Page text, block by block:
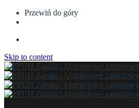
Przewiń do góry
Skip to content